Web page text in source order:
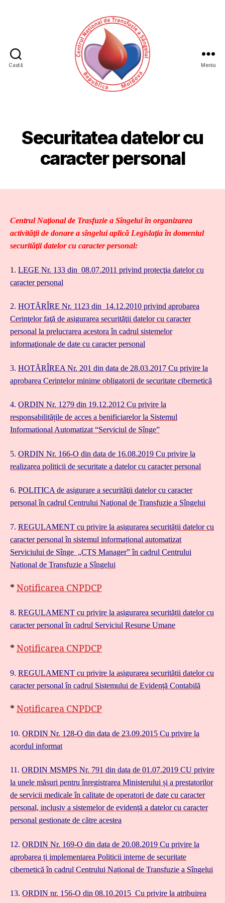
Caută Meniu
Securitatea datelor cu
caracter personal
Centrul Naţional de Trasfuzie a Sîngelui în organizarea
activităţii de donare a sîngelui aplică Legislaţia în domeniul
securităţii datelor cu caracter personal:
1. LEGE Nr. 133 din 08.07.2011 privind protecţia datelor cu
caracter personal
2. HOTĂRÎRE Nr. 1123 din 14.12.2010 privind aprobarea
Cerinţelor faţă de asigurarea securităţii datelor cu caracter
personal la prelucrarea acestora în cadrul sistemelor
informaţionale de date cu caracter personal
3. HOTĂRÎREA Nr. 201 din data de 28.03.2017 Cu privire la
aprobarea Cerințelor minime obligatorii de securitate cibernetică
4. ORDIN Nr. 1279 din 19.12.2012 Cu privire la
responsabilitățile de acces a benificiarelor la Sistemul
Informational Automatizat “Serviciul de Sînge”
5. ORDIN Nr. 166-O din data de 16.08.2019 Cu privire la
realizarea politicii de securitate a datelor cu caracter personal
6. POLITICA de asigurare a securităţii datelor cu caracter
personal în cadrul Centrului Naţional de Transfuzie a Sîngelui
7. REGULAMENT cu privire la asigurarea securității datelor cu
caracter personal în sistemul informațional automatizat
Serviciului de Sînge „CTS Manager” în cadrul Centrului
Național de Transfuzie a Sîngelui
* Notificarea CNPDCP
8. REGULAMENT cu privire la asigurarea securității datelor cu
caracter personal în cadrul Serviciul Resurse Umane
* Notificarea CNPDCP
9. REGULAMENT cu privire la asigurarea securității datelor cu
caracter personal în cadrul Sistemului de Evidență Contabilă
* Notificarea CNPDCP
10. ORDIN Nr. 128-O din data de 23.09.2015 Cu privire la
acordul informat
11. ORDIN MSMPS Nr. 791 din data de 01.07.2019 CU privire
la unele măsuri pentru înregistrarea Ministerului și a prestatorilor
de servicii medicale în calitate de operatori de date cu caracter
personal, inclusiv a sistemelor de evidență a datelor cu caracter
personal gestionate de către acestea
12. ORDIN Nr. 169-O din data de 20.08.2019 Cu privire la
aprobarea ți implementarea Politicii interne de securitate
cibernetică în cadrul Centrului Național de Transfuzie a Sîngelui
13. ORDIN nr. 156-O din 08.10.2015 Cu privire la atribuirea